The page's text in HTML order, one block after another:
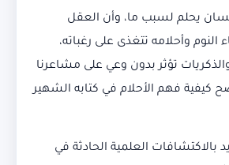
يحلم لسبب ما، وأن العقل
النوم وأحلامه تتغذى على رغباته،
تؤثر بدون وعي على مشاعرنا
كيفية فهم الأحلام في كتابه الشهير
بالاكتشافات العلمية الحادثة في